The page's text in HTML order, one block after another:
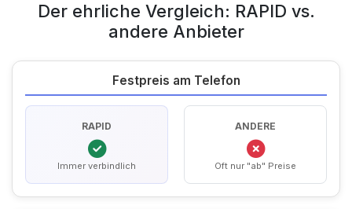
Der ehrliche Vergleich: RAPID vs.
andere Anbieter
Festpreis am Telefon
RAPID
Immer verbindlich
ANDERE
Oft nur "ab" Preise